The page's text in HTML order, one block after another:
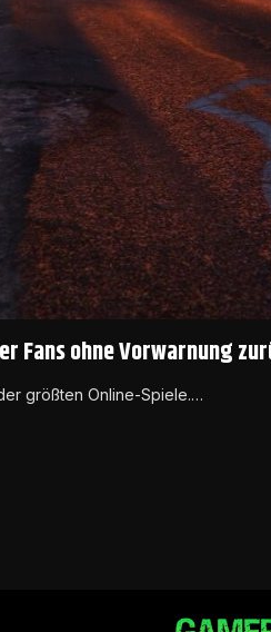
Fans ohne Vorwarnung
größten Online-Spiele.…